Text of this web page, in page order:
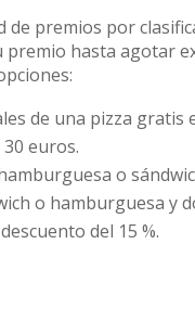
de premios por
premio hasta agotar
de una pizza gratis
euros.
o
o hamburguesa y
del 15 %.